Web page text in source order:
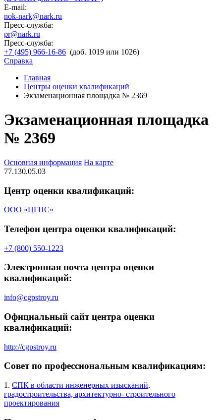
E-mail:
nok-nark@nark.ru
Пресс-служба:
pr@nark.ru
Пресс-служба:
+7 (495) 966-16-86 (доб. 1019 или 1026)
Справка
Главная
Центры оценки квалификаций
Экзаменационная площадка № 2369
Экзаменационная площадка
№ 2369
Основная информация На карте
77.130.05.03
Центр оценки квалификаций:
ООО «ЦГПС»
Телефон центра оценки квалификаций:
+7 (800) 550-1223
Электронная почта центра оценки
квалификаций:
info@cgpstroy.ru
Официальный сайт центра оценки
квалификаций:
http://cgpstroy.ru
Совет по профессиональным квалификациям:
1. СПК в области инженерных изысканий,
градостроительства, архитектурно- строительного
проектирования